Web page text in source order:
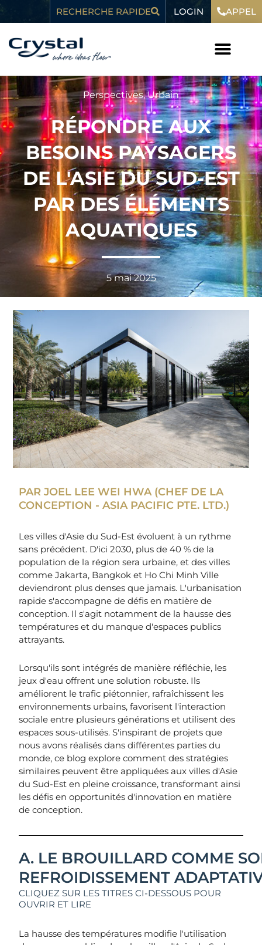
content
Skip
RECHERCHE RAPIDE LOGIN APPEL
Perspectives,Urbain
RÉPONDRE AUX
BESOINS PAYSAGERS
DE L'ASIE DU SUD-EST
PAR DES ÉLÉMENTS
AQUATIQUES
5 mai 2025
PAR JOEL LEE WEI HWA (CHEF DE LA
CONCEPTION - ASIA PACIFIC PTE. LTD.)
Les villes d'Asie du Sud-Est évoluent à un rythme
sans précédent. D'ici 2030, plus de 40 % de la
population de la région sera urbaine, et des villes
comme Jakarta, Bangkok et Ho Chi Minh Ville
deviendront plus denses que jamais. L'urbanisation
rapide s'accompagne de défis en matière de
conception. Il s'agit notamment de la hausse des
températures et du manque d'espaces publics
attrayants.
Lorsqu'ils sont intégrés de manière réfléchie, les
jeux d'eauoffrent une solution robuste. Ils
améliorent le trafic piétonnier, rafraîchissent les
environnements urbains, favorisent l'interaction
sociale entre plusieurs générations et utilisent des
espaces sous-utilisés. S'inspirant de projets que
nous avons réalisés dans différentes parties du
monde, ce blog explore comment des stratégies
similaires peuvent être appliquées aux villes d'Asie
du Sud-Est en pleine croissance, transformant ainsi
les défis en opportunités d'innovation en matière
de conception.
A. LE BROUILLARD COMME
REFROIDISSEMENT
CLIQUEZ SUR LES TITRES CI-DESSOUS POUR
OUVRIR ET LIRE
La hausse des températures modifie l'utilisation